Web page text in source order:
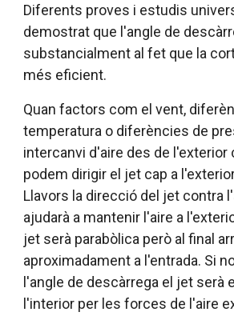
Diferents proves i estudis
demostrat que l'angle de
substancialment al fet que la
més eficient.
Quan factors com el vent,
temperatura o diferències de
intercanvi d'aire des de l'exterior
podem dirigir el jet cap a
Llavors la direcció del jet contra
ajudarà a mantenir l'aire a
jet serà parabòlica però al final
aproximadament a l'entrada. Si
l'angle de descàrrega el jet serà
l'interior per les forces de l'aire